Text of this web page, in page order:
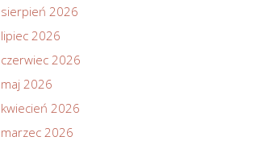
sierpień 2026
lipiec 2026
czerwiec 2026
maj 2026
kwiecień 2026
marzec 2026